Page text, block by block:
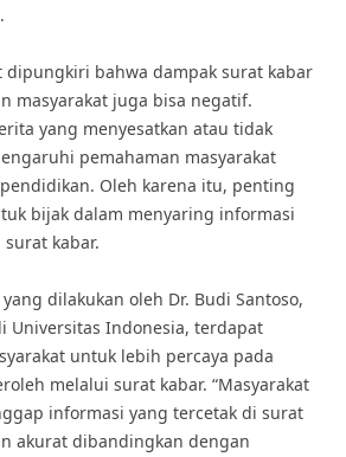
dipungkiri bahwa dampak surat kabar
masyarakat juga bisa negatif.
yang menyesatkan atau tidak
pemahaman masyarakat
Oleh karena itu, penting
bijak dalam menyaring informasi
kabar.
dilakukan oleh Dr. Budi Santoso,
Universitas Indonesia, terdapat
untuk lebih percaya pada
melalui surat kabar. “Masyarakat
informasi yang tercetak di surat
akurat dibandingkan dengan